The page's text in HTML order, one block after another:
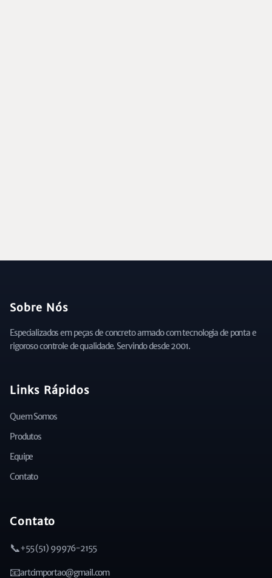
Sobre Nós
Especializados em peças de concreto armado com tecnologia de ponta e
rigoroso controle de qualidade. Servindo desde 2001.
Links Rápidos
Quem Somos
Produtos
Equipe
Contato
Contato
📞+55 (51) 99976-2155
📧artcimportao@gmail.com